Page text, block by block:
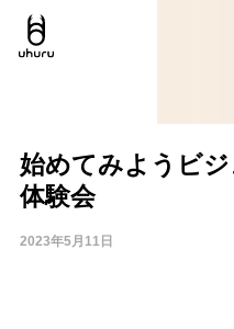
始めてみようビ
体験会
2023年5月11日